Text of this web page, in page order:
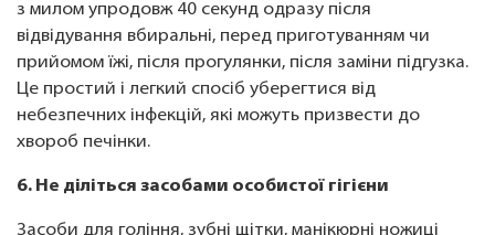
з милом упродовж 40 секунд одразу після
відвідування вбиральні, перед приготуванням чи
прийомом їжі, після прогулянки, після заміни підгузка.
Це простий і легкий спосіб уберегтися від
небезпечних інфекцій, які можуть призвести до
хвороб печінки.
6. Не діліться засобами особистої гігієни
Засоби для гоління, зубні щітки, манікюрні ножиці